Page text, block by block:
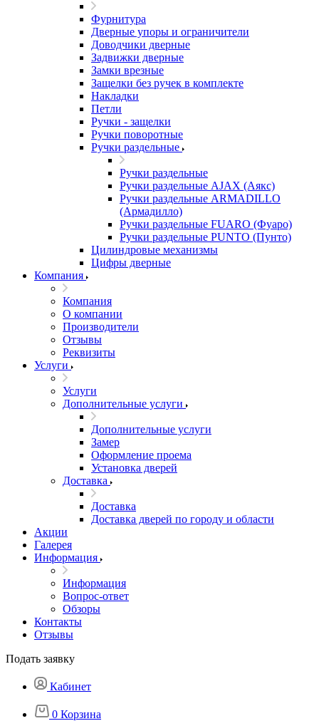
Фурнитура
Дверные упоры и ограничители
Доводчики дверные
Задвижки дверные
Замки врезные
Защелки без ручек в комплекте
Накладки
Петли
Ручки - защелки
Ручки поворотные
Ручки раздельные
Ручки раздельные
Ручки раздельные AJAX (Аякс)
Ручки раздельные ARMADILLO
(Армадилло)
Ручки раздельные FUARO (Фуаро)
Ручки раздельные PUNTO (Пунто)
Цилиндровые механизмы
Цифры дверные
Компания
Компания
О компании
Производители
Отзывы
Реквизиты
Услуги
Услуги
Дополнительные услуги
Дополнительные услуги
Замер
Оформление проема
Установка дверей
Доставка
Доставка
Доставка дверей по городу и области
Акции
Галерея
Информация
Информация
Вопрос-ответ
Обзоры
Контакты
Отзывы
Подать заявку
Кабинет
0 Корзина